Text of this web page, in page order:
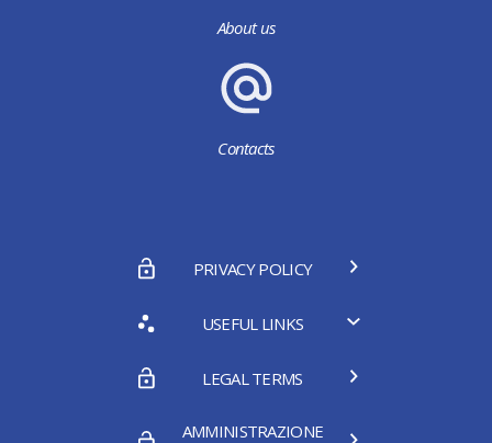
About us
Contacts
PRIVACY POLICY
USEFUL LINKS
LEGAL TERMS
AMMINISTRAZIONE